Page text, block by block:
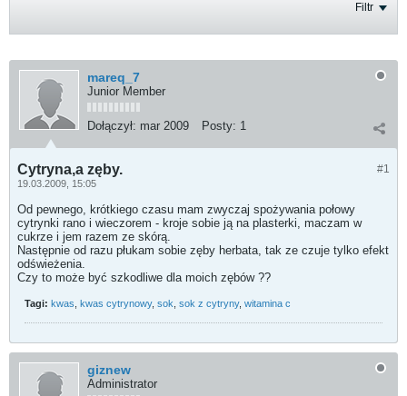
Filtr
mareq_7
Junior Member
Dołączył: mar 2009 Posty: 1
#1
Cytryna,a zęby.
19.03.2009, 15:05
Od pewnego, krótkiego czasu mam zwyczaj spożywania połowy
cytrynki rano i wieczorem - kroje sobie ją na plasterki, maczam w
cukrze i jem razem ze skórą.
Następnie od razu płukam sobie zęby herbata, tak ze czuje tylko efekt
odświeżenia.
Czy to może być szkodliwe dla moich zębów ??
Tagi: kwas kwas cytrynowy, sok sok z cytryny, witamina c
giznew
Administrator